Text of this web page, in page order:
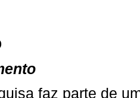
faz parte de